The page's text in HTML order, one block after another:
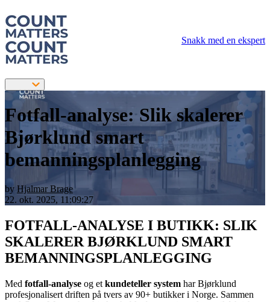
Snakk med en ekspert
Fotfall-analyse: Slik skalerer
Bjørklund smart
bemanningsplanlegging
by Hjalmar Brage
22. okt. 2025, 11:09:27
FOTFALL-ANALYSE I BUTIKK: SLIK
SKALERER BJØRKLUND SMART
BEMANNINGSPLANLEGGING
Med fotfall-analyse og et kundeteller system har Bjørklund
profesjonalisert driften på tvers av 90+ butikker i Norge. Sammen